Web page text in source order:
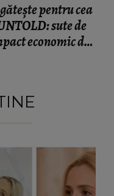
pentru cea
sute de
economic de